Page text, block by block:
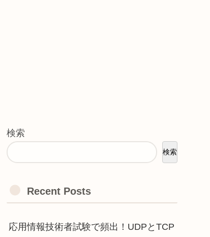
検索
検索
Recent Posts
応用情報技術者試験で頻出！UDPとTCP